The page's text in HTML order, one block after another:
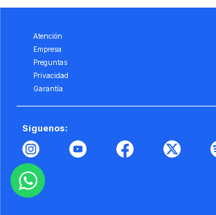
Atención
Empresa
Preguntas
Privacidad
Garantía
Síguenos: